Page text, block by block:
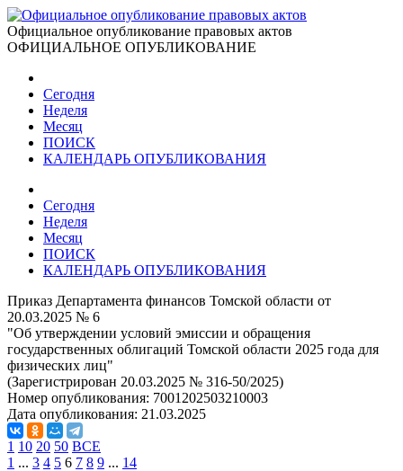
Официальное опубликование правовых актов
ОФИЦИАЛЬНОЕ ОПУБЛИКОВАНИЕ
Сегодня
Неделя
Месяц
ПОИСК
КАЛЕНДАРЬ ОПУБЛИКОВАНИЯ
Сегодня
Неделя
Месяц
ПОИСК
КАЛЕНДАРЬ ОПУБЛИКОВАНИЯ
Приказ Департамента финансов Томской области от
20.03.2025 № 6
"Об утверждении условий эмиссии и обращения
государственных облигаций Томской области 2025 года для
физических лиц"
(Зарегистрирован 20.03.2025 № 316-50/2025)
Номер опубликования: 7001202503210003
Дата опубликования: 21.03.2025
1 10 20 50 ВСЕ
1 ... 3 4 5 6 7 8 9 ... 14